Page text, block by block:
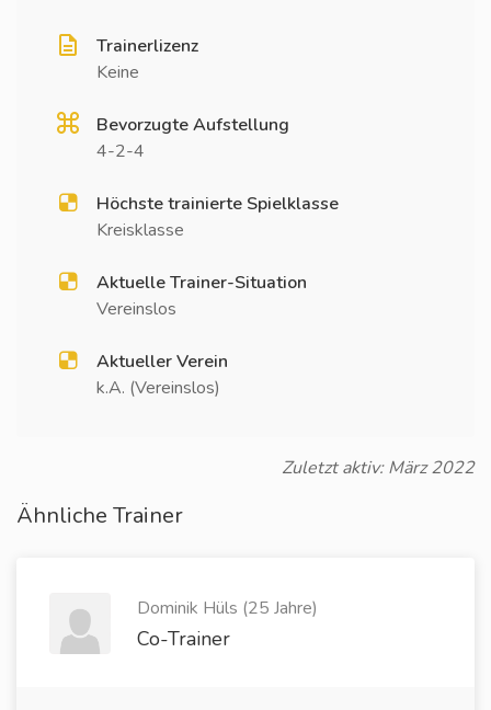
Trainerlizenz
Keine
Bevorzugte Aufstellung
4-2-4
Höchste trainierte Spielklasse
Kreisklasse
Aktuelle Trainer-Situation
Vereinslos
Aktueller Verein
k.A. (Vereinslos)
Zuletzt aktiv: März 2022
Ähnliche Trainer
Dominik Hüls (25 Jahre)
Co-Trainer